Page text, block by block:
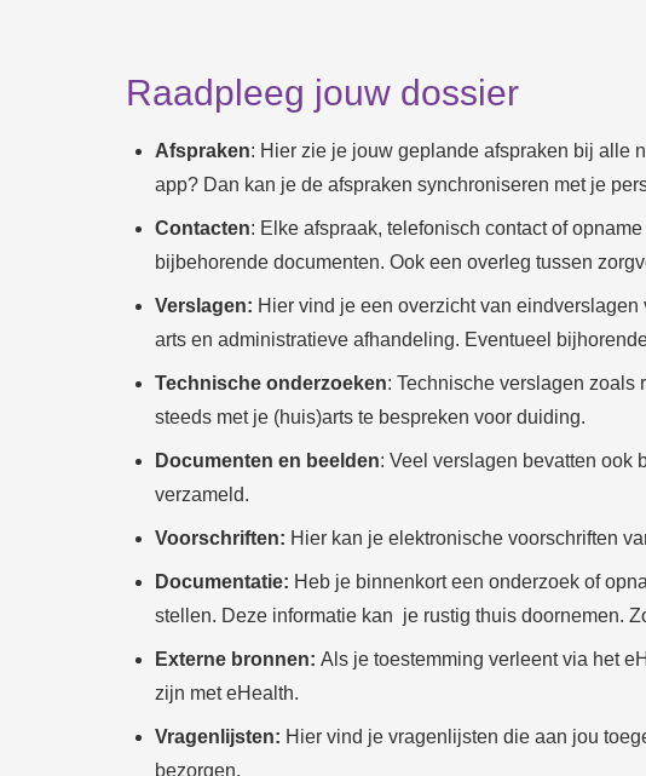
Raadpleeg jouw dossier
Afspraken: Hier zie je jouw geplande afspraken bij alle
app? Dan kan je de afspraken synchroniseren met je
Contacten: Elke afspraak, telefonisch contact of
bijbehorende documenten. Ook een overleg tussen
Verslagen: Hier vind je een overzicht van
arts en administratieve afhandeling. Eventueel
Technische onderzoeken: Technische verslagen zoals
steeds met je (huis)arts te bespreken voor duiding.
Documenten en beelden: Veel verslagen bevatten ook
verzameld.
Voorschriften: Hier kan je elektronische voorschriften
Documentatie: Heb je binnenkort een onderzoek of
stellen. Deze informatie kan je rustig thuis doornemen.
Externe bronnen: Als je toestemming verleent via het
zijn met eHealth.
Vragenlijsten: Hier vind je vragenlijsten die aan jou
bezorgen.